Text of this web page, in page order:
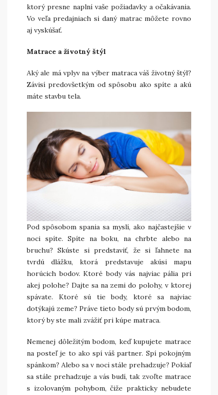
ktorý presne naplní vaše požiadavky a očakávania.
Vo veľa predajniach si daný matrac môžete rovno
aj vyskúšať.
Matrace a životný štýl
Aký ale má vplyv na výber matraca váš životný štýl?
Závisí predovšetkým od spôsobu ako spíte a akú
máte stavbu tela.
Pod spôsobom spania sa myslí, ako najčastejšie v
noci spíte. Spíte na boku, na chrbte alebo na
bruchu? Skúste si predstaviť, že si ľahnete na
tvrdú dlážku, ktorá predstavuje akúsi mapu
horúcich bodov. Ktoré body vás najviac pália pri
akej polohe? Dajte sa na zemi do polohy, v ktorej
spávate. Ktoré sú tie body, ktoré sa najviac
dotýkajú zeme? Práve tieto body sú prvým bodom,
ktorý by ste mali zvážiť pri kúpe matraca.
Nemenej dôležitým bodom, keď kupujete matrace
na posteľ je to ako spí váš partner. Spí pokojným
spánkom? Alebo sa v noci stále prehadzuje? Pokiaľ
sa stále prehadzuje a vás budí, tak zvoľte matrace
s izolovaným pohybom, čiže prakticky nebudete